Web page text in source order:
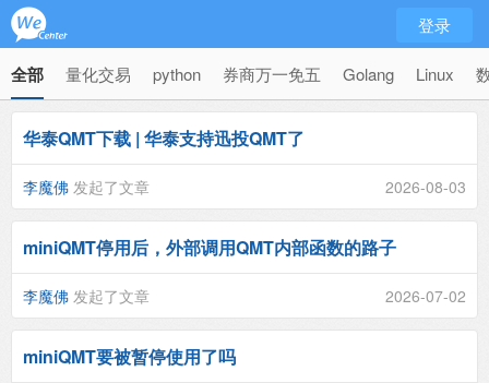
登录
全部 量化交易 python 券商万一免五 Golang Linux
华泰QMT下载 | 华泰支持迅投QMT了
李魔佛 发起了文章 2026-08-03
miniQMT停用后，外部调用QMT内部函数的路子
李魔佛 发起了文章 2026-07-02
miniQMT要被暂停使用了吗